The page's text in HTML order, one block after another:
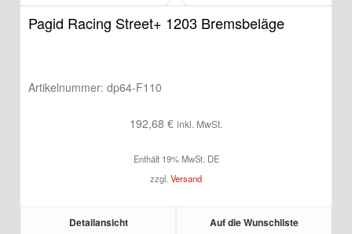
Pagid Racing Street+ 1203 Bremsbeläge
Artikelnummer: dp64-F110
192,68 € inkl. MwSt.
Enthält 19% MwSt. DE
zzgl. Versand
Detailansicht Auf die Wunschliste